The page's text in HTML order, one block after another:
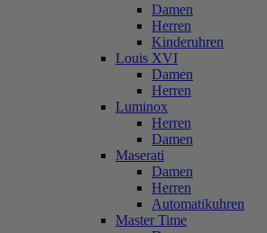
Damen
Herren
Kinderuhren
Louis XVI
Damen
Herren
Luminox
Herren
Damen
Maserati
Damen
Herren
Automatikuhren
Master Time